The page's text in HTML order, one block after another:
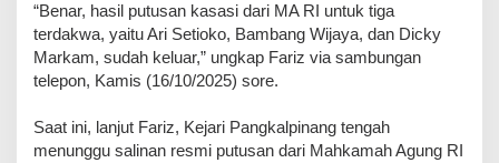
“Benar, hasil putusan kasasi dari MA RI untuk tiga
terdakwa, yaitu Ari Setioko, Bambang Wijaya, dan Dicky
Markam, sudah keluar,” ungkap Fariz via sambungan
telepon, Kamis (16/10/2025) sore.
Saat ini, lanjut Fariz, Kejari Pangkalpinang tengah
menunggu salinan resmi putusan dari Mahkamah Agung RI